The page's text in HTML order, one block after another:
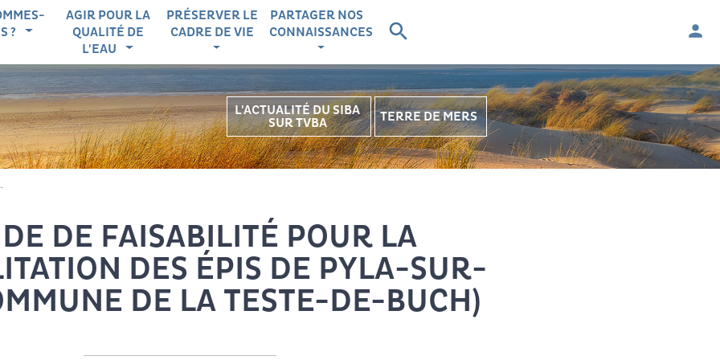
principale
?
AGIR POUR LA
QUALITÉ DE
L'EAU
PRÉSERVER LE
CADRE DE VIE
PARTAGER NOS
CONNAISSANCES
L'ACTUALITÉ DU SIBA
SUR TVBA
TERRE DE MERS
Rechercher
DE FAISABILITÉ POUR LA
DES ÉPIS DE PYLA-SUR-
DE LA TESTE-DE-BUCH)